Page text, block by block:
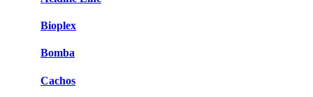
Bioplex
Bomba
Cachos